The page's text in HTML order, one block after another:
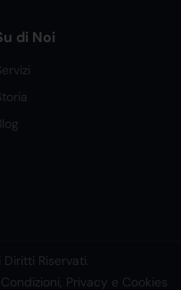
di Noi
Riservati.
Condizioni, Privacy e Cookies